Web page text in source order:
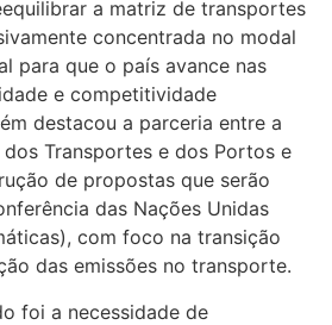
a matriz de transportes
concentrada no modal
para que o país avance nas
e competitividade
destacou a parceria entre a
Transportes e dos Portos e
de propostas que serão
das Nações Unidas
com foco na transição
das emissões no transporte.
foi a necessidade de